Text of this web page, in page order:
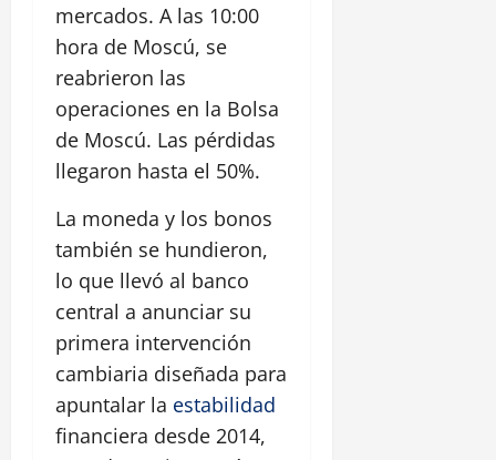
mercados. A las 10:00
hora de Moscú, se
reabrieron las
operaciones en la Bolsa
de Moscú. Las pérdidas
llegaron hasta el 50%.
La moneda y los bonos
también se hundieron,
lo que llevó al banco
central a anunciar su
primera intervención
cambiaria diseñada para
apuntalar la estabilidad
financiera desde 2014,